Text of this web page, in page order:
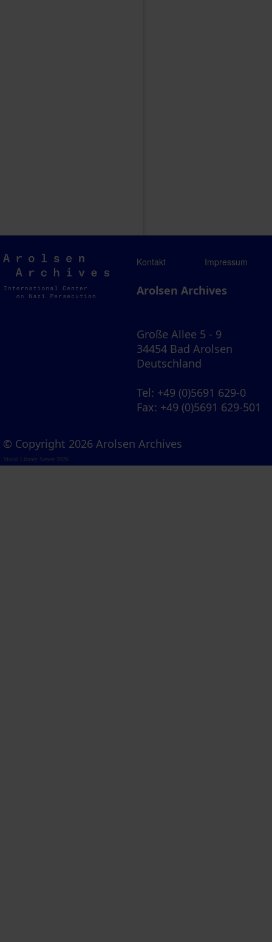
Arolsen
Archives
Kontakt Impressum
Arolsen Archives
Große Allee 5 - 9
34454 Bad Arolsen
Deutschland
Tel: +49 (0)5691 629-0
Fax: +49 (0)5691 629-501
© Copyright 2026 Arolsen Archives
Visual Library Server 2026